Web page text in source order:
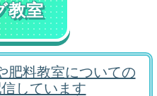
教室
肥料教室についての
しています